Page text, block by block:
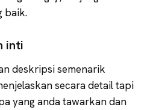
baik.
inti
deskripsi semenarik
secara detail tapi
yang anda tawarkan dan